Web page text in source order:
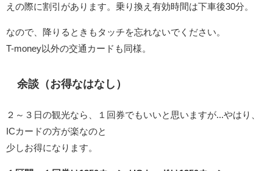
えの際に割引があります。乗り換え有効時間は下車後30分。
なので、降りるときもタッチを忘れないでください。
T-money以外の交通カードも同様。
余談（お得なはなし）
２～３日の観光なら、１回券でもいいと思いますが...やはり、
ICカードの方が楽なのと
少しお得になります。